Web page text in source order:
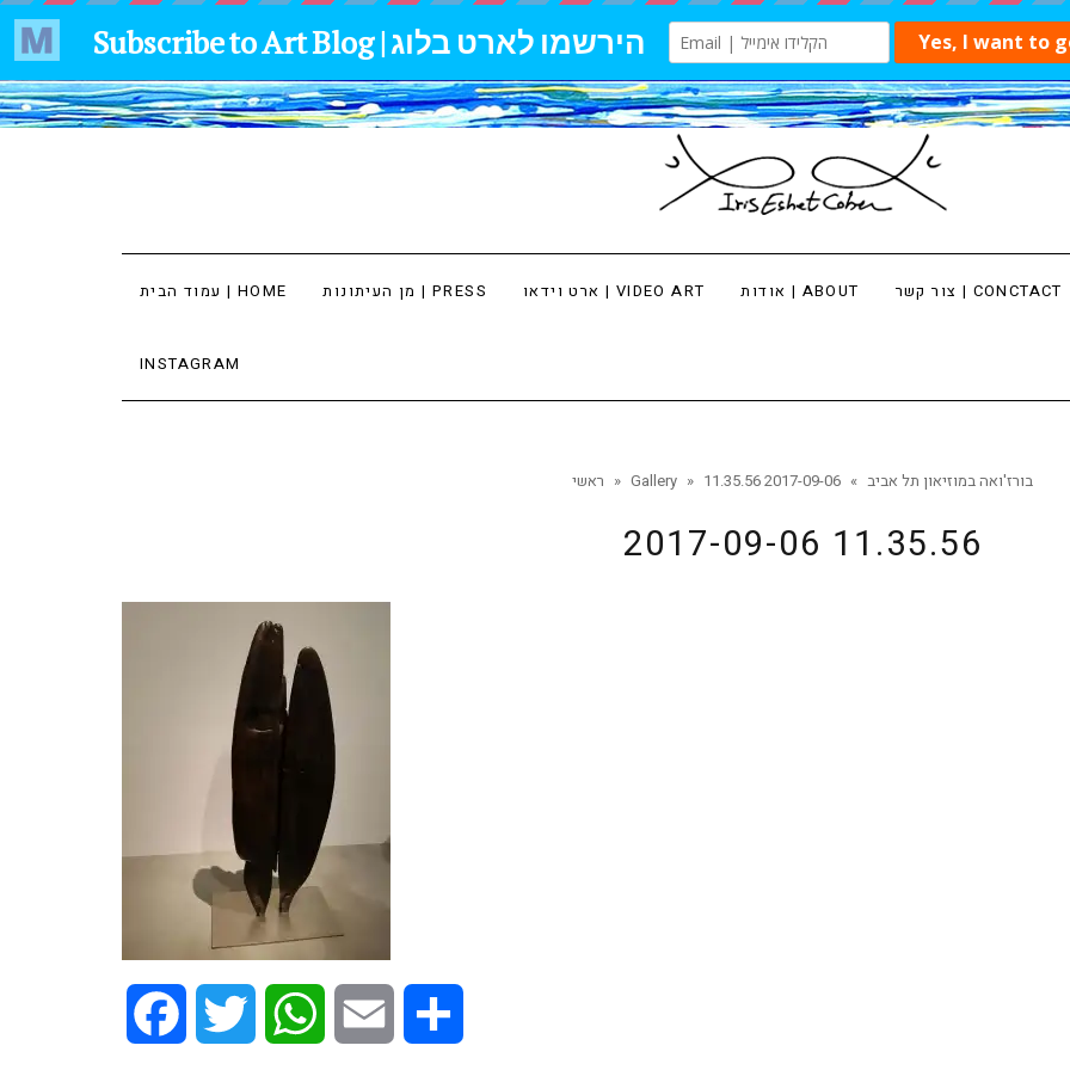
עמוד הבית | HOME מן העיתונות | PRESS ארט וידאו | VIDEO ART אודות | ABOUT צור קשר | CONCTACT
INSTAGRAM
ראשי » Gallery » בורז'ואה במוזיאון תל אביב »
2017-09-06 11.35.56
2017-09-06 11.35.56
Facebook Twitter WhatsApp Email